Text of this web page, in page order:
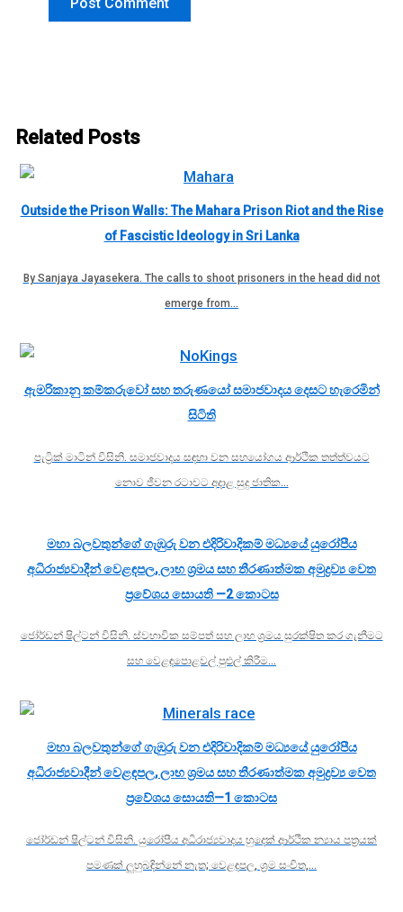
Related Posts
Outside the Prison Walls: The Mahara Prison Riot and the Rise
of Fascistic Ideology in Sri Lanka
By Sanjaya Jayasekera. The calls to shoot prisoners in the head did not
emerge from…
ඇමරිකානු කම්කරුවෝ සහ තරුණයෝ සමාජවාදය දෙසට හැරෙමින්
සිටිති
පැට්‍රික් මාටින් විසිනි. සමාජවාදය සඳහා වන සහයෝගය ආර්ථික තත්ත්වයට
නොව ජීවන රටාවට අදාළ සුදු ජාතික…
මහා බලවතුන්ගේ ගැඹුරු වන එදිරිවාදිකම් මධ්‍යයේ යුරෝපීය
අධිරාජ්‍යවාදීන් වෙළඳපල, ලාභ ශ්‍රමය සහ තීරණාත්මක අමුද්‍රව්‍ය වෙත
ප්‍රවේශය සොයති —2 කොටස
ජෝර්ඩන් ෂිල්ටන් විසිනි. ස්වභාවික සම්පත් සහ ලාභ ශ්‍රමය සුරක්ෂිත කර ගැනීමට
සහ වෙළඳපොළවල් පුළුල් කිරීම…
මහා බලවතුන්ගේ ගැඹුරු වන එදිරිවාදිකම් මධ්‍යයේ යුරෝපීය
අධිරාජ්‍යවාදීන් වෙළඳපල, ලාභ ශ්‍රමය සහ තීරණාත්මක අමුද්‍රව්‍ය වෙත
ප්‍රවේශය සොයති—1 කොටස
ජෝර්ඩන් ෂිල්ටන් විසිනි. යුරෝපීය අධිරාජ්‍යවාදය හුදෙක් ආර්ථික න්‍යාය පත්‍රයක්
පමණක් ලුහුබඳින්නේ නැත; වෙළඳපල, ශ්‍රම සංචිත,…